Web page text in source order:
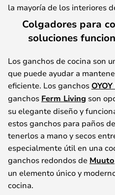
la mayoría de los interiores
Colgadores para
soluciones
Los ganchos de cocina son
que puede ayudar a
eficiente. Los ganchos
ganchos Ferm Living son
su elegante diseño y
estos ganchos para paños
tenerlos a mano y secos
especialmente útil en una
ganchos redondos de Muuto
un elemento único y
cocina.